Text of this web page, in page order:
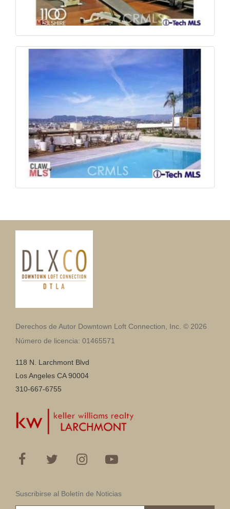
Derechos de Autor Downtown Loft Connection, Inc. © 2026
Número de licencia: 01465571
118 N. Larchmont Blvd
Los Angeles CA 90004
310-667-6755
Suscribirse al Boletín de Noticias